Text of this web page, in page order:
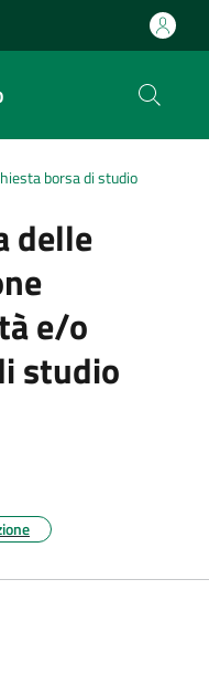
borsa di studio
delle
e/o
studio